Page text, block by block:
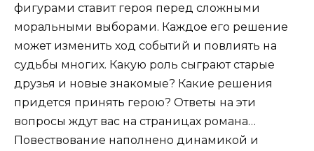
фигурами ставит героя перед сложными
моральными выборами. Каждое его решение
может изменить ход событий и повлиять на
судьбы многих. Какую роль сыграют старые
друзья и новые знакомые? Какие решения
придется принять герою? Ответы на эти
вопросы ждут вас на страницах романа…
Повествование наполнено динамикой и